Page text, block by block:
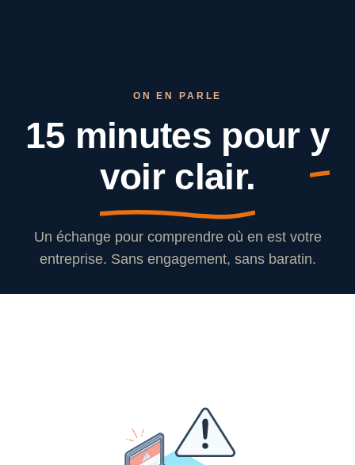
ON EN PARLE
15 minutes pour y
voir clair.
Un échange pour comprendre où en est votre
entreprise. Sans engagement, sans baratin.